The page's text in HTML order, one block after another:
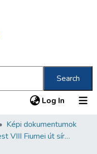
Search
Log In (current)
Képi dokumentumok
Budapest VIII Fiumei út sírkert 2. rész